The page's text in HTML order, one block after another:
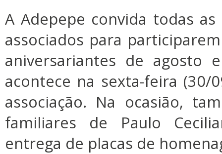
A Adepepe convida todas
associados para
aniversariantes de agosto
acontece na sexta-feira (30/
associação. Na ocasião,
familiares de Paulo
entrega de placas de